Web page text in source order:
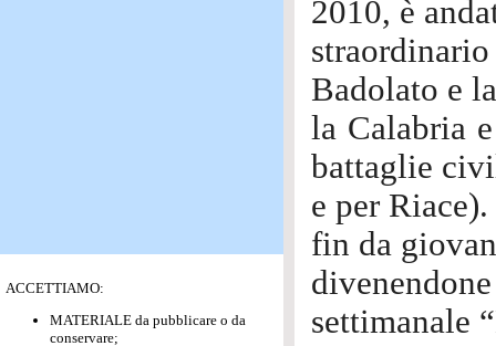
ACCETTIAMO:
MATERIALE da pubblicare o da
conservare;
2010, è
Badolato e
la Calabria
battaglie
e per
fin da
settimanale